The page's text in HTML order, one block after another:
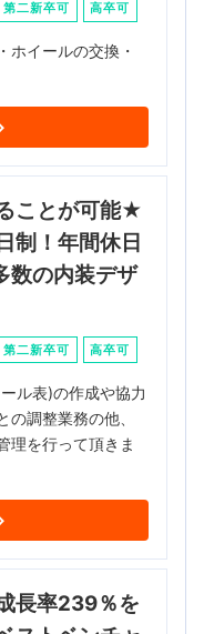
第二新卒可 高卒可
ホイールの交換・
ことが可能★
制！年間休日
数の内装デザ
第二新卒可 高卒可
ル表)の作成や協力
調整業務の他、
理を行って頂きま
長率239％を